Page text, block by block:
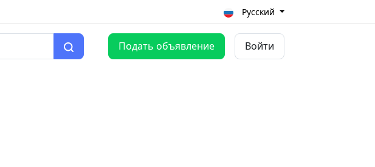
Русский
Подать объявление Войти